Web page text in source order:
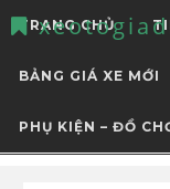
TRANG CHỦ
BẢNG GIÁ XE MỚI
PHỤ KIỆN – ĐỒ